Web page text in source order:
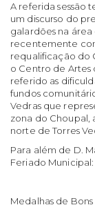
A referida sessão
um discurso do
galardões na
recentemente
requalificação do
o Centro de Artes
referido as
fundos
Vedras que
zona do Choupal,
norte de Torres
Para além de D.
Feriado Municipal:
Medalhas de